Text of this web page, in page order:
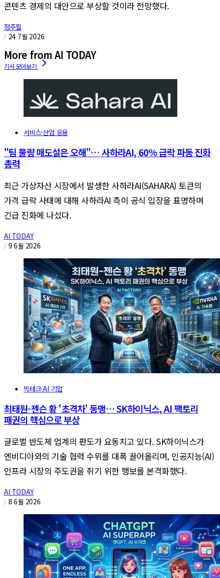
콘텐츠 경제의 대안으로 부상할 것이라 전망했다.
정주필
/ 24 7월 2026
More from AI TODAY
서비스·산업 응용
"팀 물량 매도설은 오해"… 사하라AI, 60% 급락 파동 진화
총력
최근 가상자산 시장에서 발생한 사하라AI(SAHARA) 토큰의
가격 급락 사태에 대해 사하라AI 측이 공식 입장을 표명하며
긴급 진화에 나섰다.
AI TODAY
/ 9 6월 2026
빅테크·AI 기업
최태원-젠슨 황 '초격차' 동맹… SK하이닉스, AI 팩토리
패권의 핵심으로 부상
글로벌 반도체 업계의 판도가 요동치고 있다. SK하이닉스가
엔비디아와의 기술 협력 수위를 대폭 끌어올리며, 인공지능(AI)
인프라 시장의 주도권을 쥐기 위한 행보를 본격화했다.
AI TODAY
/ 8 6월 2026